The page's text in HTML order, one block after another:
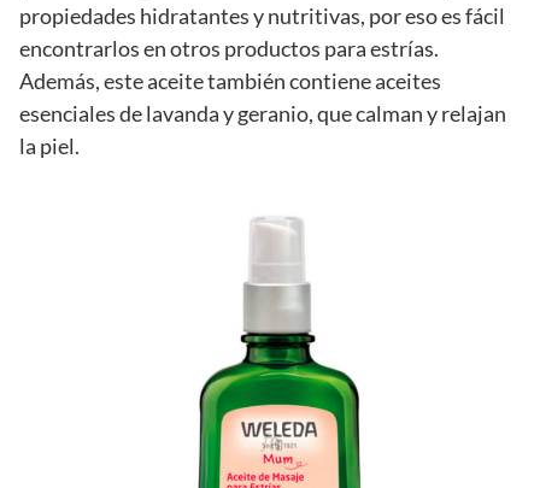
propiedades hidratantes y nutritivas, por eso es fácil
encontrarlos en otros productos para estrías.
Además, este aceite también contiene aceites
esenciales de lavanda y geranio, que calman y relajan
la piel.